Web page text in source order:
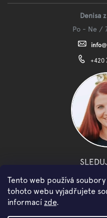
Tento web používá
tohoto webu vyjadřujete
informací zde.
Denisa
Po - Ne /
info@
+420
facebook